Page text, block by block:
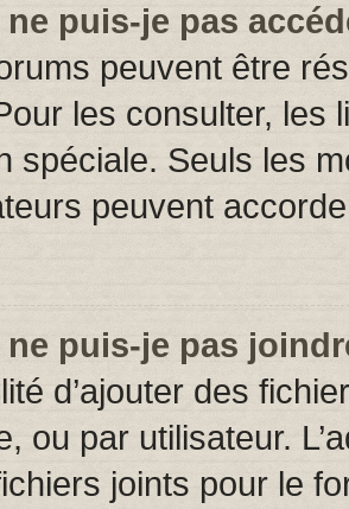
puis-je pas
peuvent être
les consulter, les
spéciale. Seuls les
peuvent
puis-je pas
d’ajouter des
ou par utilisateur.
joints pour le